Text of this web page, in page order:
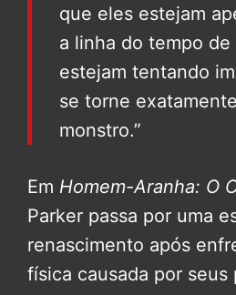
que eles estejam
a linha do tempo de
estejam tentando
se torne
monstro.”
Em Homem-Aranha: O
Parker passa por uma
renascimento após
física causada por seus